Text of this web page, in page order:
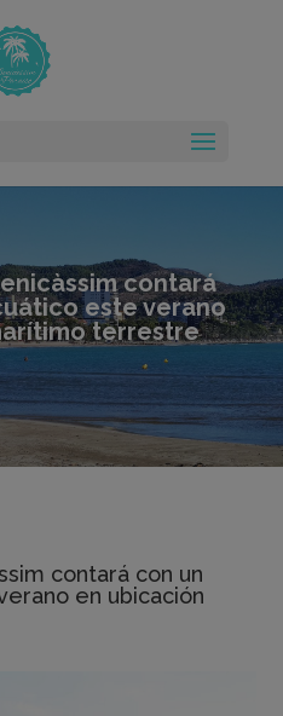
contará
este verano
terrestre
contará con un
en ubicación